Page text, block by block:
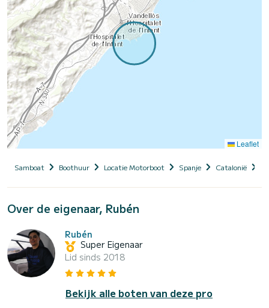
Leaflet
Samboat Boothuur Locatie Motorboot Spanje Catalonië
Over de eigenaar, Rubén
Rubén
Super Eigenaar
Lid sinds 2018
Bekijk alle boten van deze pro